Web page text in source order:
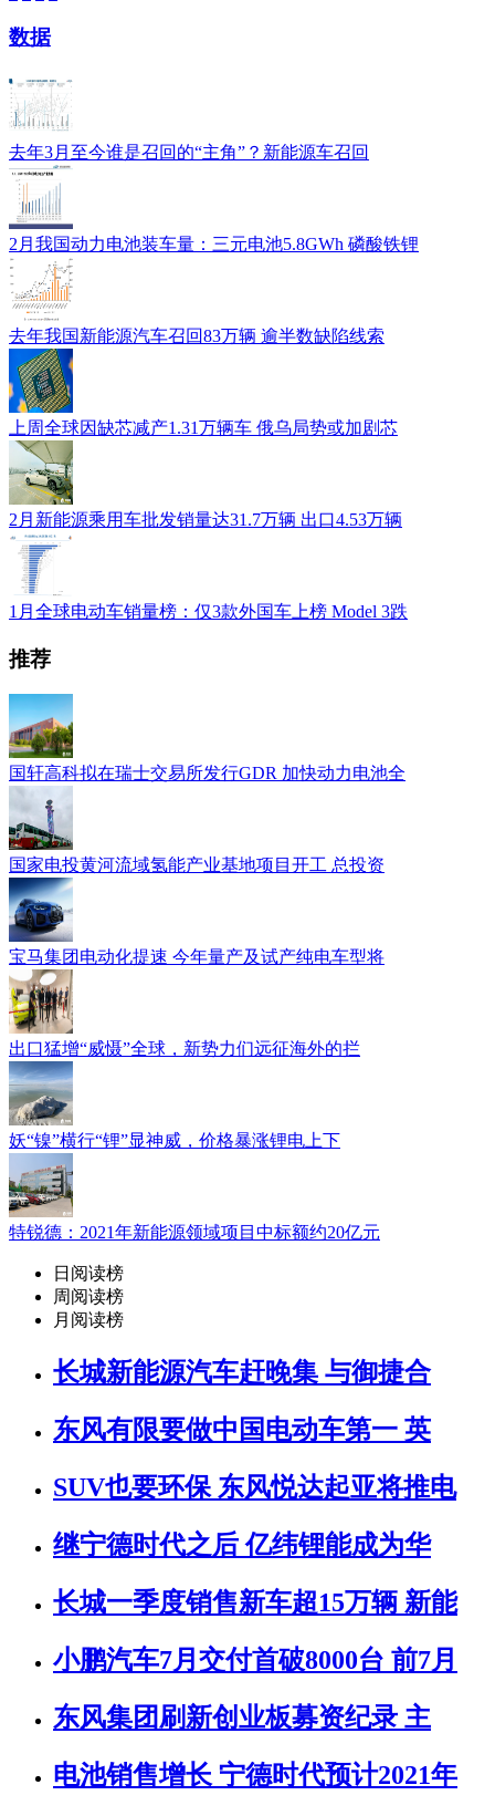
数据
去年3月至今谁是召回的“主角”？新能源车召回
2月我国动力电池装车量：三元电池5.8GWh 磷酸铁锂
去年我国新能源汽车召回83万辆 逾半数缺陷线索
上周全球因缺芯减产1.31万辆车 俄乌局势或加剧芯
2月新能源乘用车批发销量达31.7万辆 出口4.53万辆
1月全球电动车销量榜：仅3款外国车上榜 Model 3跌
推荐
国轩高科拟在瑞士交易所发行GDR 加快动力电池全
国家电投黄河流域氢能产业基地项目开工 总投资
宝马集团电动化提速 今年量产及试产纯电车型将
出口猛增“威慑”全球，新势力们远征海外的拦
妖“镍”横行“锂”显神威，价格暴涨锂电上下
特锐德：2021年新能源领域项目中标额约20亿元
日阅读榜
周阅读榜
月阅读榜
长城新能源汽车赶晚集 与御捷合
东风有限要做中国电动车第一 英
SUV也要环保 东风悦达起亚将推电
继宁德时代之后 亿纬锂能成为华
长城一季度销售新车超15万辆 新能
小鹏汽车7月交付首破8000台 前7月
东风集团刷新创业板募资纪录 主
电池销售增长 宁德时代预计2021年